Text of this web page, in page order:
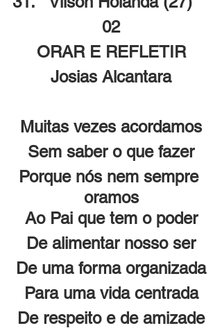
02
ORAR E REFLETIR
Josias Alcantara
Muitas vezes acordamos
Sem saber o que fazer
Porque nós nem sempre
oramos
Ao Pai que tem o poder
De alimentar nosso ser
De uma forma organizada
Para uma vida centrada
De respeito e de amizade